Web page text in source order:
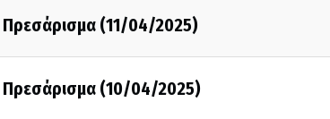
Πρεσάρισμα (11/04/2025)
Πρεσάρισμα (10/04/2025)